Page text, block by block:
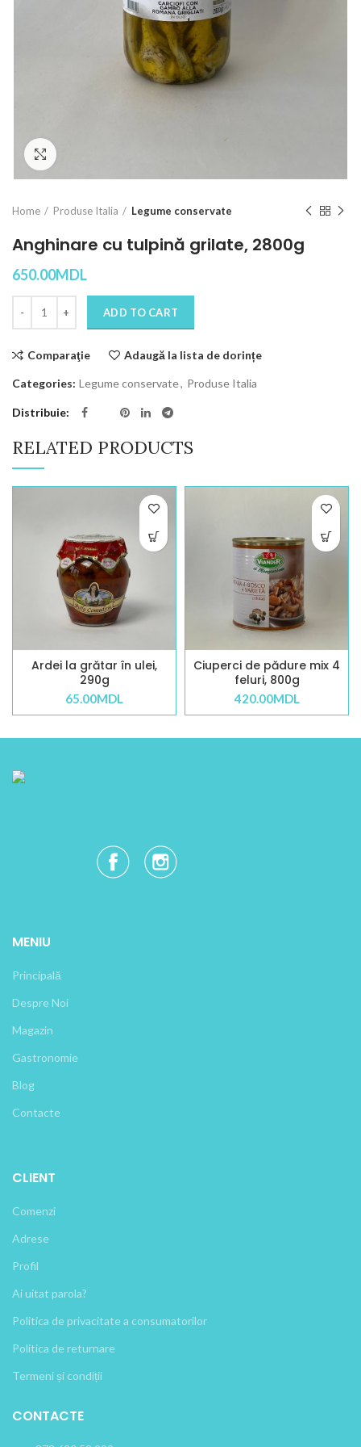
Home Produse Italia Legume conservate
Anghinare cu tulpină grilate, 2800g
650.00MDL
ADD TO CART
Comparaţie Adaugă la lista de dorințe
Categories: Legume conservate, Produse Italia
Distribuie
RELATED PRODUCTS
Ardei la grătar în ulei,
290g
65.00MDL
Ciuperci de pădure mix 4
feluri, 800g
420.00MDL
MENIU
Principală
Despre Noi
Magazin
Gastronomie
Blog
Contacte
CLIENT
Comenzi
Adrese
Profil
Ai uitat parola?
Politica de privacitate a consumatorilor
Politica de returnare
Termeni și condiții
CONTACTE